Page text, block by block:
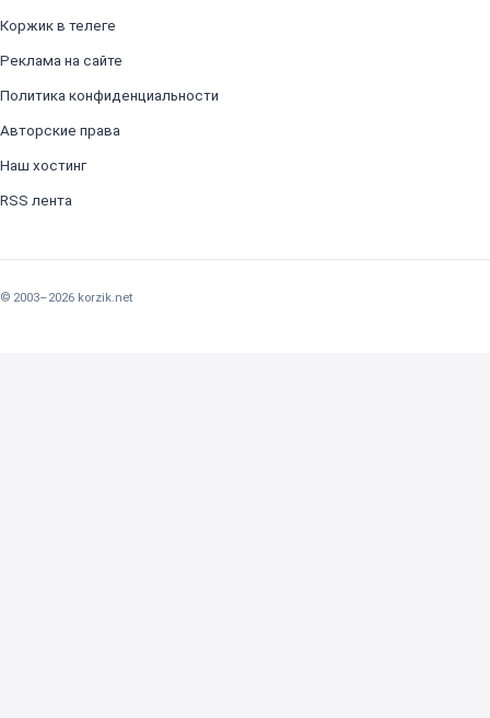
Коржик в телеге
Реклама на сайте
Политика конфиденциальности
Авторские права
Наш хостинг
RSS лента
© 2003–2026 korzik.net